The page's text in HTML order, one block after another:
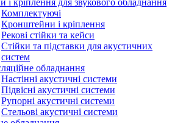
і кріплення для звукового обладнання
Комплектуючі
Кронштейни і кріплення
Рекові стійки та кейси
Стійки та підставки для акустичних
систем
обладнання
Настінні акустичні системи
Підвісні акустичні системи
Рупорні акустичні системи
Стельові акустичні системи